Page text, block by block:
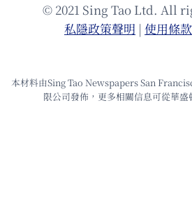
© 2021 Sing Tao Ltd. All
私隱政策聲明 | 使⽤條款
本材料由Sing Tao Newspapers San
限公司發佈，更多相關信息可從華盛